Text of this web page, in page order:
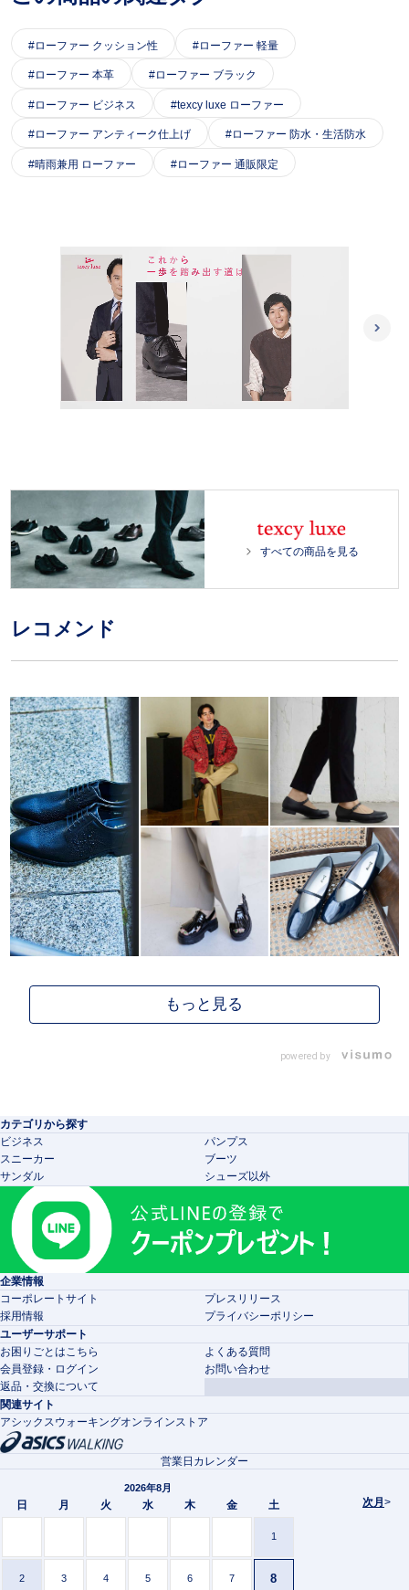
ローファー クッション性 ローファー 軽量
ローファー 本革 ローファー ブラック
ローファー ビジネス texcy luxe ローファー
ローファー アンティーク仕上げ ローファー 防水・生活防水
晴雨兼用 ローファー ローファー 通販限定
U
/
.
0
0
すべての商品を見る
レコメンド
powered by
カテゴリから探す
ビジネス
パンプス
スニーカー
ブーツ
サンダル
シューズ以外
企業情報
コーポレートサイト
プレスリリース
採用情報
プライバシーポリシー
ユーザーサポート
お困りごとはこちら
よくある質問
会員登録・ログイン
お問い合わせ
返品・交換について
関連サイト
アシックスウォーキングオンラインストア
次月>
営業日カレンダー
2026年8月
日 月 火 水 木 金 土
1
2 3 4 5 6 7 8